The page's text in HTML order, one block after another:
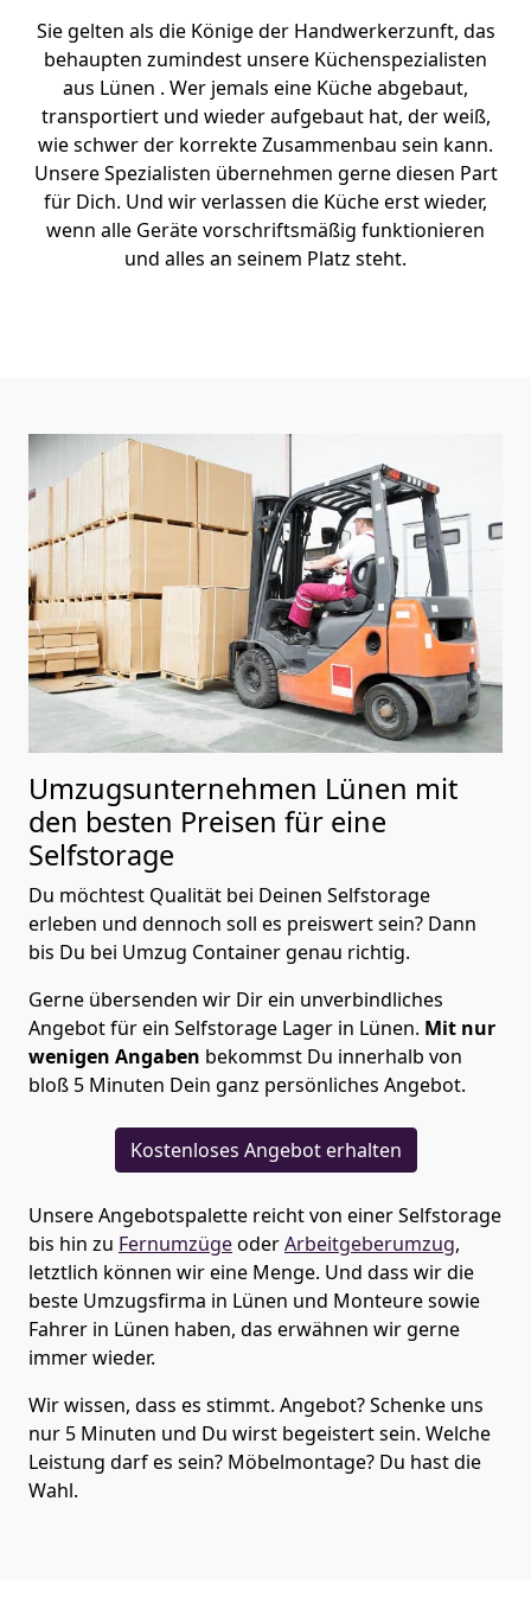
Sie gelten als die Könige der Handwerkerzunft, das
behaupten zumindest unsere Küchenspezialisten
aus Lünen . Wer jemals eine Küche abgebaut,
transportiert und wieder aufgebaut hat, der weiß,
wie schwer der korrekte Zusammenbau sein kann.
Unsere Spezialisten übernehmen gerne diesen Part
für Dich. Und wir verlassen die Küche erst wieder,
wenn alle Geräte vorschriftsmäßig funktionieren
und alles an seinem Platz steht.
Umzugsunternehmen Lünen mit
den besten Preisen für eine
Selfstorage
Du möchtest Qualität bei Deinen Selfstorage
erleben und dennoch soll es preiswert sein? Dann
bis Du bei Umzug Container genau richtig.
Gerne übersenden wir Dir ein unverbindliches
Angebot für ein Selfstorage Lager in Lünen. Mit nur
wenigen Angaben bekommst Du innerhalb von
bloß 5 Minuten Dein ganz persönliches Angebot.
Kostenloses Angebot erhalten
Unsere Angebotspalette reicht von einer Selfstorage
bis hin zu FernumzügeoderArbeitgeberumzug,
letztlich können wir eine Menge. Und dass wir die
beste Umzugsfirma in Lünen und Monteure sowie
Fahrer in Lünen haben, das erwähnen wir gerne
immer wieder.
Wir wissen, dass es stimmt. Angebot? Schenke uns
nur 5 Minuten und Du wirst begeistert sein. Welche
Leistung darf es sein? Möbelmontage? Du hast die
Wahl.